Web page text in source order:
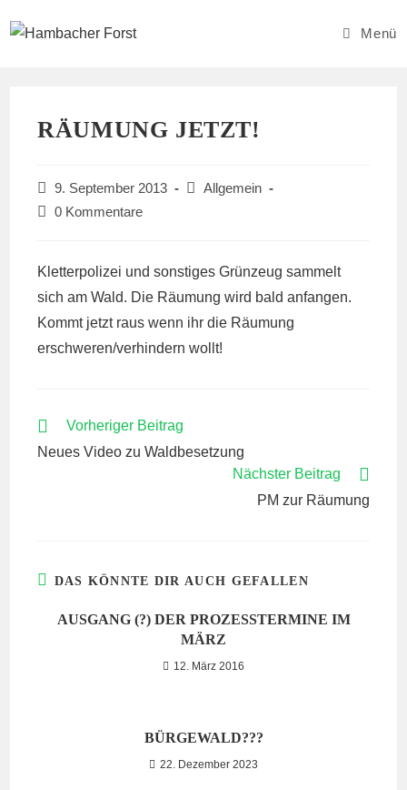
Inhalt
Menü
RÄUMUNG JETZT!
Beitrag
veröffentlicht:
9. September 2013
Beitrags-
Allgemein
Beitrags-
0 Kommentare
Kletterpolizei und sonstiges Grünzeug sammelt
sich am Wald. Die Räumung wird bald anfangen.
Kommt jetzt raus wenn ihr die Räumung
erschweren/verhindern wollt!
WEITERE
ANSEHEN
Vorheriger Beitrag
Neues Video zu Waldbesetzung
Nächster Beitrag
PM zur Räumung
DAS KÖNNTE DIR AUCH GEFALLEN
AUSGANG (?) DER PROZESSTERMINE IM
MÄRZ
12. März 2016
BÜRGEWALD???
22. Dezember 2023